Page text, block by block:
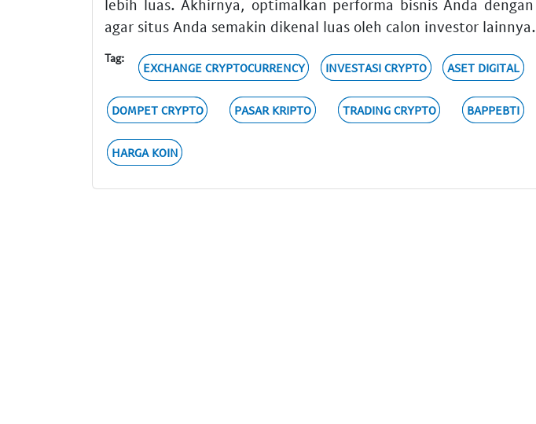
lebih luas. Akhirnya, optimalkan performa bisnis Anda dengan
agar situs Anda semakin dikenal luas oleh calon investor lainnya.
Tag:
EXCHANGE CRYPTOCURRENCY INVESTASI CRYPTO ASET DIGITAL
DOMPET CRYPTO PASAR KRIPTO TRADING CRYPTO BAPPEBTI
HARGA KOIN